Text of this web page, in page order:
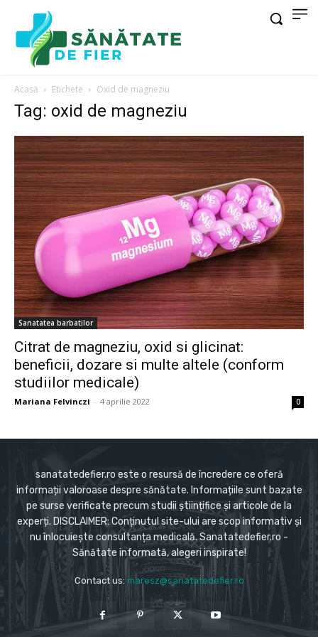
Acasă Etichete Oxid de magneziu
Tag: oxid de magneziu
Sanatatea barbatilor
Citrat de magneziu, oxid si glicinat:
beneficii, dozare si multe altele (conform
studiilor medicale)
Mariana Felvinczi - 4 aprilie 2022 0
sanatatedefier.ro este o resursă de încredere ce oferă
informații valoroase despre sănătate. Informațiile sunt bazate
pe surse verificate precum studii științifice și articole de la
experți. DISCLAIMER: Conținutul site-ului are scop informativ și
nu înlocuiește consultanța medicală. Sanatatedefier.ro -
Sănătate informată, alegeri inspirate!
Contact us: maresz@sanatatedefier.ro